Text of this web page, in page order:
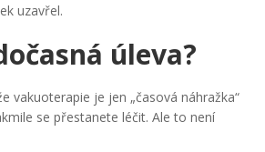
uzavřel.
úleva?
vakuoterapie je jen „časová náhražka“
se přestanete léčit. Ale to není